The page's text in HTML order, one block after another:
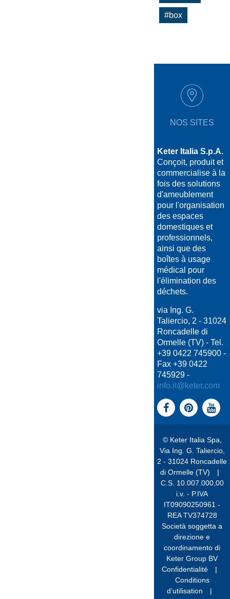
#box
NOS SITES
Keter Italia S.p.A.
Conçoit, produit et
commercialise à la
fois des solutions
d'ameublement
pour l'organisation
des espaces
domestiques et
professionnels,
ainsi que des
boîtes à usage
médical pour
l'élimination des
déchets.
via Ing. G.
Taliercio, 2 - 31024
Roncadelle di
Ormelle (TV) - Tel.
+39 0422 745900 -
Fax +39 0422
745929 -
info.it@keter.com
© Keter Italia Spa,
Via Ing. G. Taliercio,
2 - 31024 Roncadelle
di Ormelle (TV)
|
C.S. 10.007.000,00
i.v. - P.IVA
IT09090250961 -
REA TV374728
Società soggetta a
direzione e
coordinamento di
Keter Group BV
Confidentialité
|
Conditions
d’utilisation
|